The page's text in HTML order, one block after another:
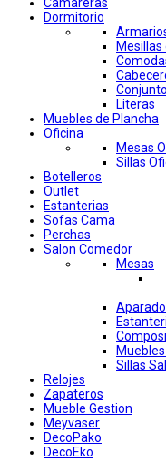
Camareras
Dormitorio
Mesillas
Literas
Muebles de Plancha
Oficina
Mesas
Sillas
Botelleros
Outlet
Estanterias
Sofas Cama
Perchas
Salon Comedor
Mesas
Sillas
Relojes
Zapateros
Mueble Gestion
Meyvaser
DecoPako
DecoEko